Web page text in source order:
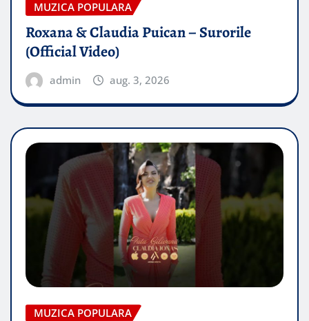
MUZICA POPULARA
Roxana & Claudia Puican – Surorile
(Official Video)
admin aug. 3, 2026
MUZICA POPULARA